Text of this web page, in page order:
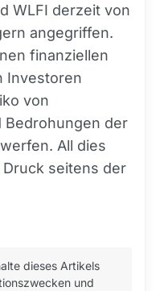
WLFI derzeit von
angegriffen.
finanziellen
Investoren
von
der
All dies
seitens der
dieses Artikels
und